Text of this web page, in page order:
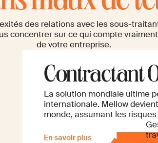
des relations avec les sous-
concentrer sur ce qui compte
de votre entreprise.
En savoir plus
Contractant
La solution mondiale ultime
internationale. Mellow
monde, assumant les